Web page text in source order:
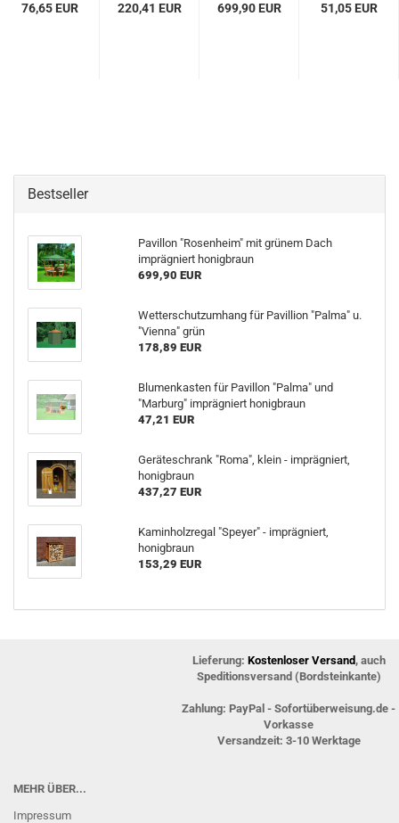
76,65 EUR 220,41 EUR
699,90 EUR
51,05 EUR
Bestseller
Pavillon "Rosenheim" mit grünem Dach
imprägniert honigbraun
699,90 EUR
Wetterschutzumhang für Pavillion "Palma" u.
"Vienna" grün
178,89 EUR
Blumenkasten für Pavillon "Palma" und
"Marburg" imprägniert honigbraun
47,21 EUR
Geräteschrank "Roma", klein - imprägniert,
honigbraun
437,27 EUR
Kaminholzregal "Speyer" - imprägniert,
honigbraun
153,29 EUR
Lieferung: Kostenloser Versand , auch
Speditionsversand (Bordsteinkante)
Zahlung: PayPal - Sofortüberweisung.de -
Vorkasse
Versandzeit: 3-10 Werktage
MEHR ÜBER...
Impressum